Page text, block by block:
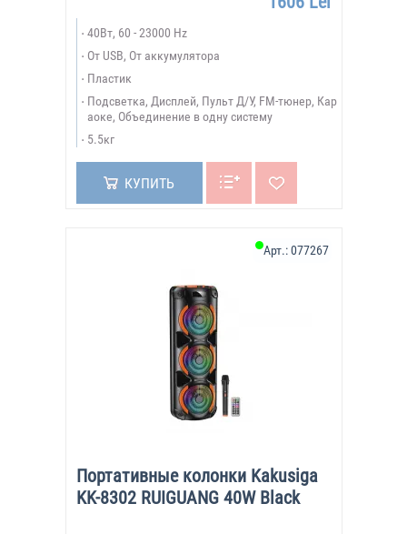
40Вт, 60 - 23000 Hz
От USB, От аккумулятора
Пластик
Подсветка, Дисплей, Пульт Д/У, FM-тюнер, Кар
аоке, Объединение в одну систему
5.5кг
КУПИТЬ
Портативные колонки Kakusiga
KK-8302 RUIGUANG 40W Black
Арт.:077267